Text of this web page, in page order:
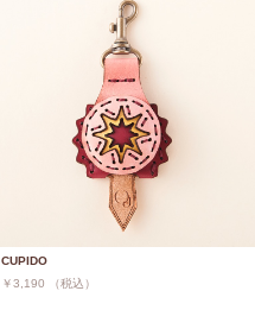
CUPIDO
￥3,190 （税込）